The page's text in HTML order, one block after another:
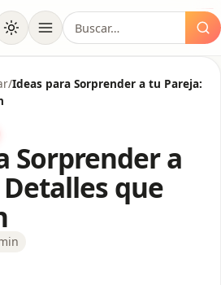
Buscar:
/Ideas para Sorprender a tu Pareja:
Sorprender a
que